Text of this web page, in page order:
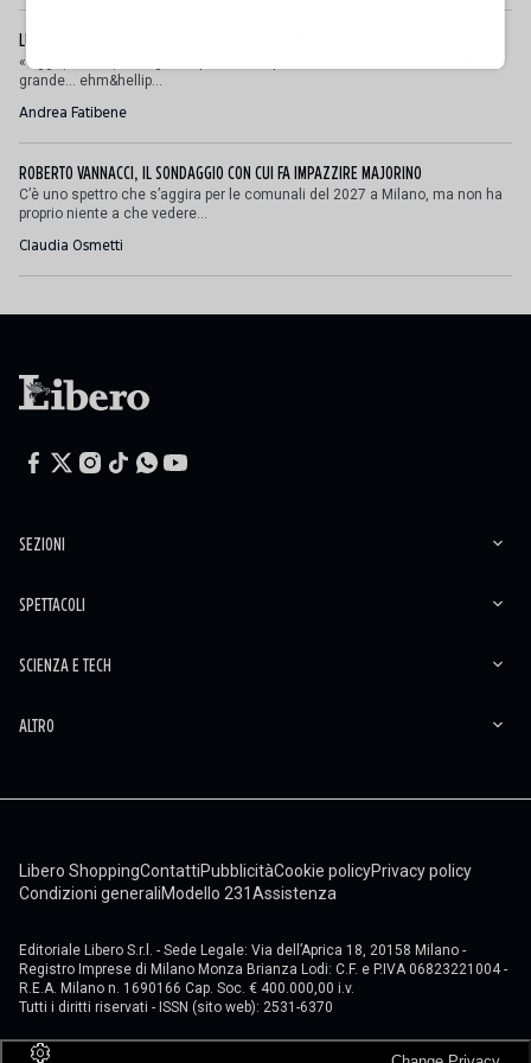
LUTTO CITTADINO, MA IN COMUNE SE NE INFISCHIANO...
«Oggi (ieri, ndr) è un giorno particolare perché ricordiamo la morte di un
grande… ehm&hellip...
Andrea Fatibene
ROBERTO VANNACCI, IL SONDAGGIO CON CUI FA IMPAZZIRE MAJORINO
C’è uno spettro che s’aggira per le comunali del 2027 a Milano, ma non ha
proprio niente a che vedere...
Claudia Osmetti
SEZIONI
SPETTACOLI
SCIENZA E TECH
ALTRO
Libero ShoppingContattiPubblicitàCookie policyPrivacy policy
Condizioni generaliModello 231Assistenza
Editoriale Libero S.r.l. - Sede Legale: Via dell’Aprica 18, 20158 Milano -
Registro Imprese di Milano Monza Brianza Lodi: C.F. e P.IVA 06823221004 -
R.E.A. Milano n. 1690166 Cap. Soc. € 400.000,00 i.v.
Tutti i diritti riservati - ISSN (sito web): 2531-6370